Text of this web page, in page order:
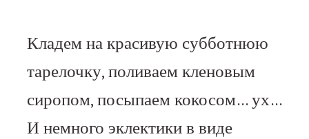
Кладем на красивую субботнюю
тарелочку, поливаем кленовым
сиропом, посыпаем кокосом… ух…
И немного эклектики в виде